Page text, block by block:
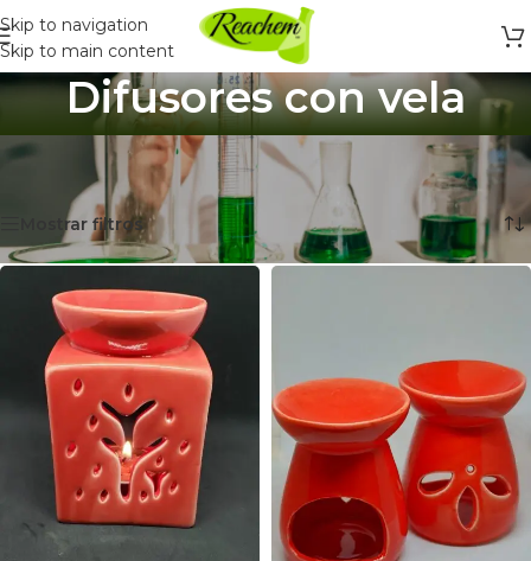
Skip to navigation
Skip to main content
Difusores con vela
Inicio Difusores y Ambientadores/Difusores con vela
Mostrando 1–12 de 20 resultados
Mostrar filtros